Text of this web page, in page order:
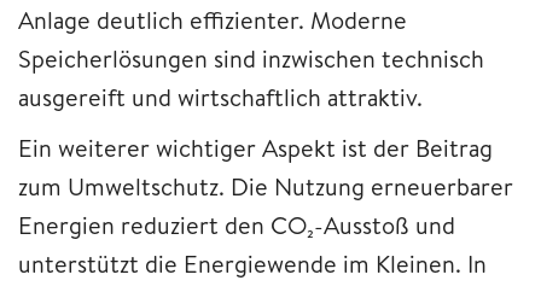
Anlage deutlich effizienter. Moderne
Speicherlösungen sind inzwischen technisch
ausgereift und wirtschaftlich attraktiv.
Ein weiterer wichtiger Aspekt ist der Beitrag
zum Umweltschutz. Die Nutzung erneuerbarer
Energien reduziert den CO₂-Ausstoß und
unterstützt die Energiewende im Kleinen. In